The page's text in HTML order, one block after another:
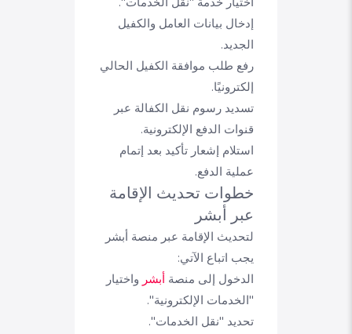
إدخال بيانات العامل والكفيل
الجديد.
رفع طلب موافقة الكفيل الحالي
إلكترونيًا.
تسديد رسوم نقل الكفالة عبر
قنوات الدفع الإلكترونية.
استلام إشعار تأكيد بعد إتمام
عملية الدفع.
خطوات تحديث الإقامة
عبر أبشر
لتحديث الإقامة عبر منصة أبشر
يجب اتباع الآتي:
الدخول إلى منصة أبشر واختيار
"الخدمات الإلكترونية".
تحديد "نقل الخدمات".